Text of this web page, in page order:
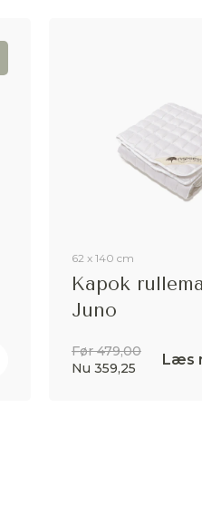
62 x 140 cm
Kapok
Juno
Før 479,00
Nu 359,25
Læs